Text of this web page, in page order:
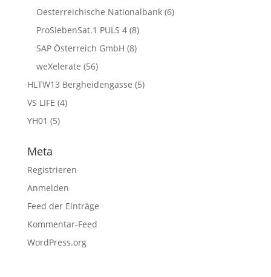
Oesterreichische Nationalbank(6)
ProSiebenSat.1 PULS 4(8)
SAP Österreich GmbH (8)
weXelerate (56)
HLTW13 Bergheidengasse (5)
VS LIFE (4)
YH01 (5)
Meta
Registrieren
Anmelden
Feed der Einträge
Kommentar-Feed
WordPress.org